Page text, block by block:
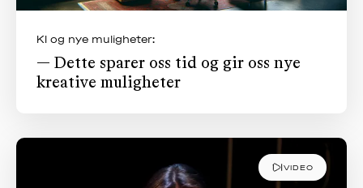
KI og nye muligheter:
— Dette sparer oss tid og gir oss nye
kreative muligheter
VIDEO